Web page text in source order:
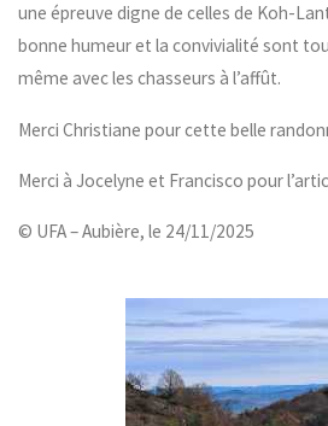
une épreuve digne de celles de Koh-
bonne humeur et la convivialité sont
même avec les chasseurs à l’affût.
Merci Christiane pour cette belle
Merci à Jocelyne et Francisco pour
© UFA – Aubière, le 24/11/2025